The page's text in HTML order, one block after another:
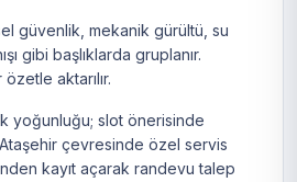
güvenlik, mekanik gürültü, su
gibi başlıklarda gruplanır.
aktarılır.
yoğunluğu; slot önerisinde
Ataşehir çevresinde özel servis
kayıt açarak randevu talep